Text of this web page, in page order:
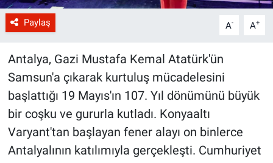
Paylaş A- A+
Antalya, Gazi Mustafa Kemal Atatürk'ün
Samsun'a çıkarak kurtuluş mücadelesini
başlattığı 19 Mayıs'ın 107. Yıl dönümünü büyük
bir coşku ve gururla kutladı. Konyaaltı
Varyant'tan başlayan fener alayı on binlerce
Antalyalının katılımıyla gerçekleşti. Cumhuriyet